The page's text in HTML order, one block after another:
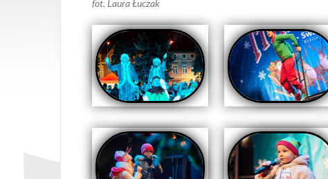
fot. Laura Łuczak